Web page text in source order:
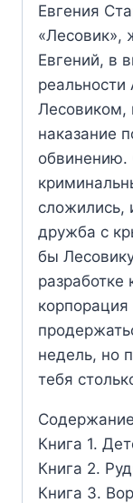
Евгения
«Лесовик»,
Евгений, в
Лесовиком,
наказание
сложились,
дружба с
бы
разработке
недель, но
тебя
Книга 1.
Книга 2.
Книга 3.